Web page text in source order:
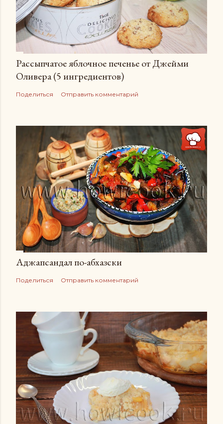
Рассыпчатое яблочное печенье от Джейми
Оливера (5 ингредиентов)
Поделиться Отправить комментарий
Аджапсандал по-абхазски
Поделиться Отправить комментарий